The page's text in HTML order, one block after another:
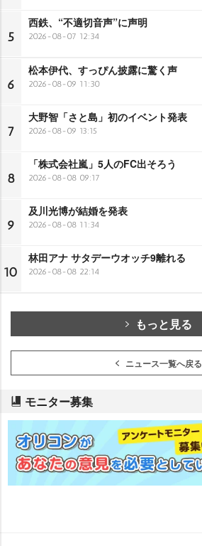
5
西鉄、“不適切音声”に声明
2026-08-07 12:34
6
松本伊代、すっぴん披露に驚く声
2026-08-09 11:30
7
大野智「さと島」初のイベント発表
2026-08-09 13:15
8
「株式会社嵐」5人のFC出そろう
2026-08-08 09:17
9
及川光博が結婚を発表
2026-08-08 11:34
10
林田アナ サタデーウオッチ9離れる
2026-08-08 22:14
もっと見る
ニュース一覧へ戻る
モニター募集